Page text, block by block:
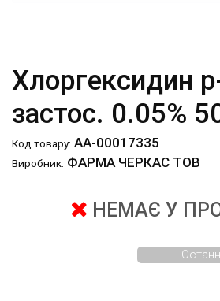
Хлоргексидин
застос. 0.05%
Код товару: АА-00017335
Виробник: ФАРМА ЧЕРКАС ТОВ
НЕМАЄ У